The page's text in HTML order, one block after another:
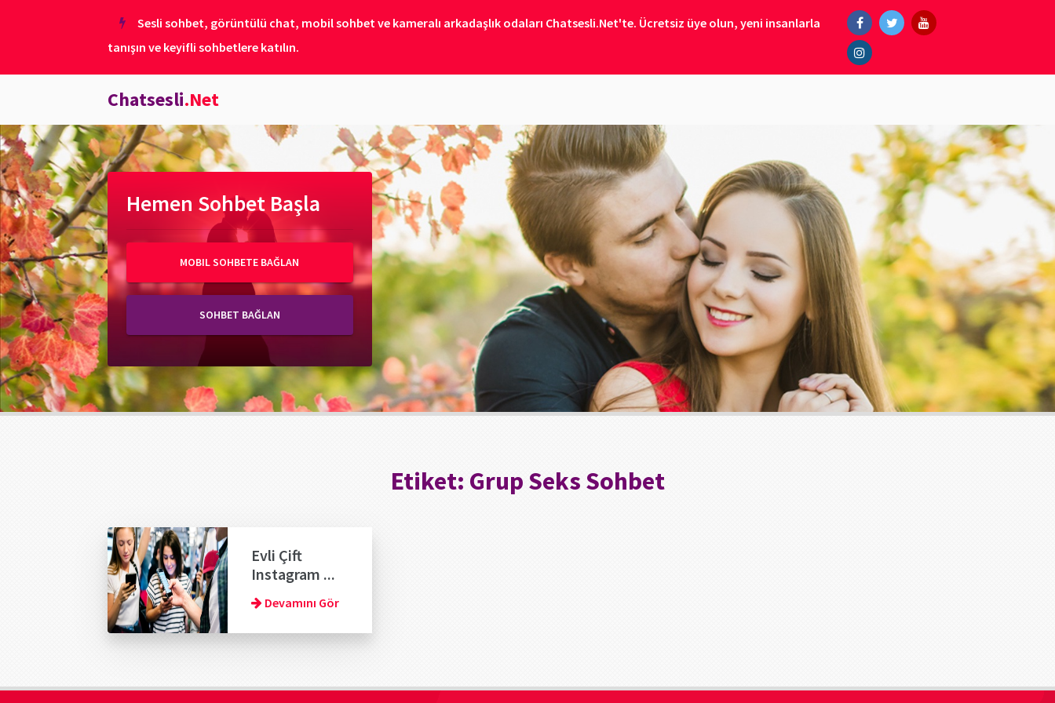
Sesli sohbet, görüntülü chat, mobil sohbet ve kameralı arkadaşlık odaları Chatsesli.Net'te. Ücretsiz üye olun, yeni insanlarla
tanışın ve keyifli sohbetlere katılın.
Chatsesli.Net
Hemen Sohbet Başla
MOBIL SOHBETE BAĞLAN
SOHBET BAĞLAN
Etiket: Grup Seks Sohbet
Evli Çift
Instagram ...
Devamını Gör